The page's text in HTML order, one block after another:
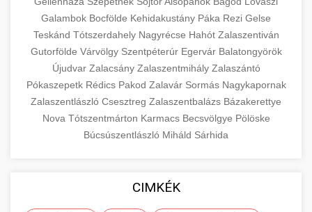
Galambok Bocfölde Kehidakustány Páka Rezi Gelse
Teskánd Tótszerdahely Nagyrécse Hahót Zalaszentiván
Gutorfölde Várvölgy Szentpéterúr Egervár Balatongyörök
Újudvar Zalacsány Zalaszentmihály Zalaszántó
Pókaszepetk Rédics Pakod Zalavár Sormás Nagykapornak
Zalaszentlászló Csesztreg Zalaszentbalázs Bázakerettye
Nova Tótszentmárton Karmacs Becsvölgye Pölöske
Búcsúszentlászló Miháld Sárhida
CIMKÉK